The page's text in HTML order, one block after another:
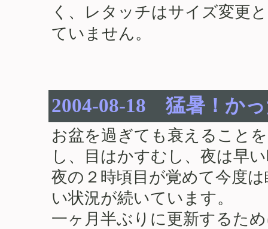
く、レタッチはサイズ変更
ていません。
2004-08-18 猛暑！か
お盆を過ぎても衰えること
し、目はかすむし、夜は早
夜の２時頃目が覚めて今度
い状況が続いています。
一ヶ月半ぶりに更新するた